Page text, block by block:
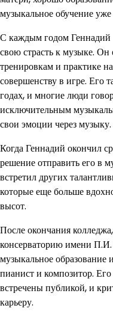
музыкальное обучение уже
С каждым годом Геннадий
свою страсть к музыке. Он
тренировкам и практике
совершенству в игре. Его
годах, и многие люди
исключительным
свои эмоции через музыку.
Когда Геннадий окончил
решение отправить его в
встретил других
которые еще больше
высот.
После окончания
консерваторию имени П.И.
музыкальное образование
пианист и композитор.
встречены публикой, и
карьеру.